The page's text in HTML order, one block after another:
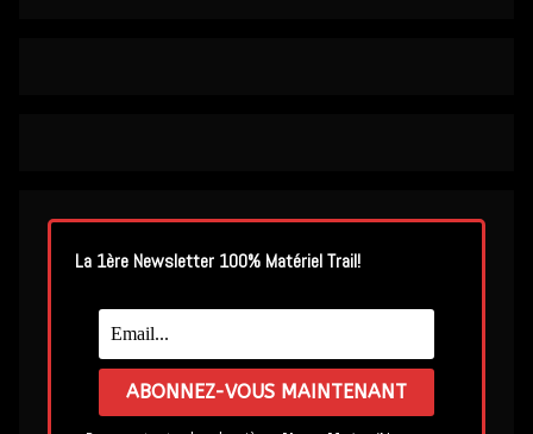
La 1ère Newsletter 100% Matériel Trail!